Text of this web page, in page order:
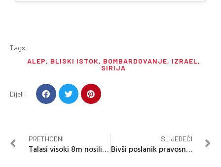
Tags
ALEP, BLISKI ISTOK, BOMBARDOVANJE, IZRAEL,
SIRIJA
Dijeli:
PRETHODNI
Talasi visoki 8m nosili sve pred sobom
SLIJEDEĆI
Bivši poslanik pravosnažno osuđen na zatvor